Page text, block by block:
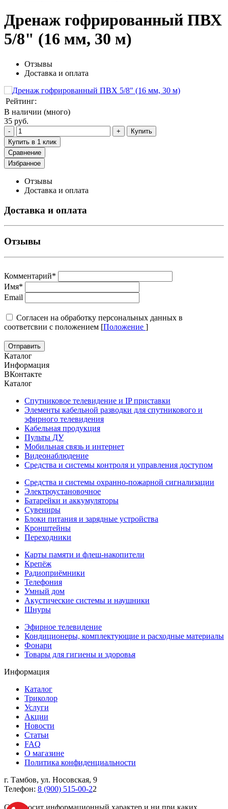
Дренаж гофрированный ПВХ
5/8" (16 мм, 30 м)
Отзывы
Доставка и оплата
Рейтинг:
В наличии (много)
35 руб.
Купить
Купить в 1 клик
Сравнение
Избранное
Отзывы
Доставка и оплата
Доставка и оплата
Отзывы
Комментарий*
Имя*
Email
Cогласен на обработку персональных данных в
соответсвии с положением [Положение ]
Каталог
Информация
ВКонтакте
Каталог
Спутниковое телевидение и IP приставки
Элементы кабельной разводки для спутникового и
эфирного телевидения
Кабельная продукция
Пульты ДУ
Мобильная связь и интернет
Видеонаблюдение
Средства и системы контроля и управления доступом
Средства и системы охранно-пожарной сигнализации
Электроустановочное
Батарейки и аккумуляторы
Сувениры
Блоки питания и зарядные устройства
Кронштейны
Переходники
Карты памяти и флеш-накопители
Крепёж
Радиоприёмники
Телефония
Умный дом
Акустические системы и наушники
Шнуры
Эфирное телевидение
Кондиционеры, комплектующие и расходные материалы
Фонари
Товары для гигиены и здоровья
Информация
Каталог
Триколор
Услуги
Акции
Новости
Статьи
FAQ
О магазине
Политика конфиденциальности
г. Тамбов, ул. Носовская, 9
Телефон: 8 (900) 515-00-22
Cайт носит информационный характер и ни при каких